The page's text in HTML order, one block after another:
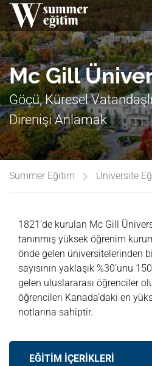
Mc Gill
Göçü, Küresel
Direnişi Anlamak
Summer Eğitim Üniversite
1821’de kurulan Mc Gill
tanınmış yüksek öğrenim
önde gelen üniversitelerinden
sayısının yaklaşık %30’unu
gelen uluslararası öğrenciler
öğrencileri Kanada’daki en
notlarına sahiptir.
EĞİTİM İÇERİKLERİ